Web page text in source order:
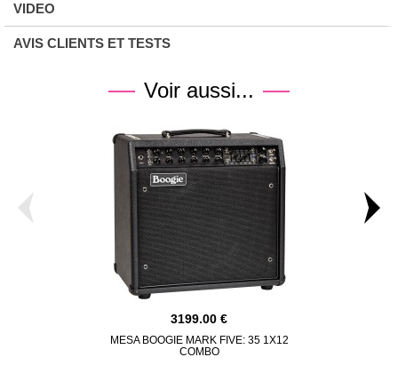
VIDEO
AVIS CLIENTS ET TESTS
Voir aussi...
3199.00
MESA BOOGIE MARK FIVE: 35 1X12
COMBO